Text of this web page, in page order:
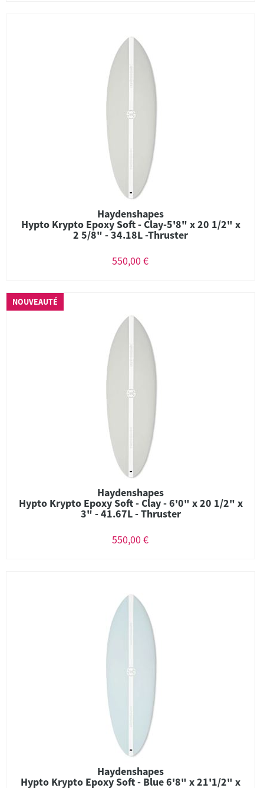
Haydenshapes
Hypto Krypto Epoxy Soft - Clay-5'8" x 20 1/2" x
2 5/8" - 34.18L -Thruster
550,00 €
NOUVEAUTÉ
Haydenshapes
Hypto Krypto Epoxy Soft - Clay - 6'0" x 20 1/2" x
3" - 41.67L - Thruster
550,00 €
Haydenshapes
Hypto Krypto Epoxy Soft - Blue 6'8" x 21'1/2" x